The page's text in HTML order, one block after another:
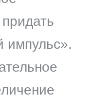
импульс».